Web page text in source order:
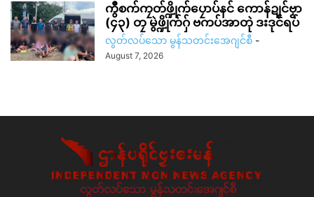
ကွဳစက်ကၠတ်ဖ္ဍိုက်ပၠောပ်နင် ကောန်ဍုင်ဗၟာ
(၄၃) တၠ မွဲဖ္ဍိုက်ဂှ် ဗကပ်အာတုဲ ဒးဒုင်ရပ်
လွတ်လပ်သော မွန်သတင်းအေဂျင်စီ -
August 7, 2026